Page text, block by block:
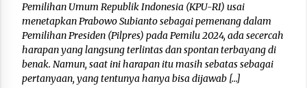
Pemilihan Umum Republik Indonesia (KPU-RI) usai
menetapkan Prabowo Subianto sebagai pemenang dalam
Pemilihan Presiden (Pilpres) pada Pemilu 2024, ada secercah
harapan yang langsung terlintas dan spontan terbayang di
benak. Namun, saat ini harapan itu masih sebatas sebagai
pertanyaan, yang tentunya hanya bisa dijawab […]